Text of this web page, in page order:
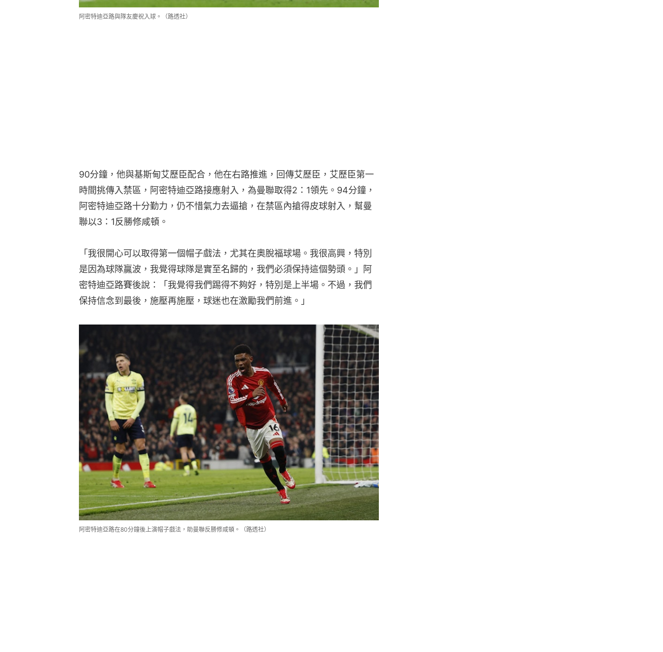
阿密特迪亞路與隊友慶祝入球。（路透社）
90分鐘，他與基斯甸艾歷臣配合，他在右路推進，回傳艾歷臣，艾歷臣第一
時間挑傳入禁區，阿密特迪亞路接應射入，為曼聯取得2：1領先。94分鐘，
阿密特迪亞路十分勤力，仍不惜氣力去逼搶，在禁區內搶得皮球射入，幫曼
聯以3：1反勝修咸頓。
「我很開心可以取得第一個帽子戲法，尤其在奧脫福球場。我很高興，特別
是因為球隊贏波，我覺得球隊是實至名歸的，我們必須保持這個勢頭。」阿
密特迪亞路賽後說：「我覺得我們踢得不夠好，特別是上半場。不過，我們
保持信念到最後，施壓再施壓，球迷也在激勵我們前進。」
阿密特迪亞路在80分鐘後上演帽子戲法，助曼聯反勝修咸頓。（路透社）